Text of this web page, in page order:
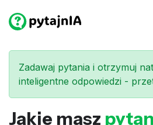
Zadawaj pytania i otrzymuj
inteligentne odpowiedzi -
Jakie masz